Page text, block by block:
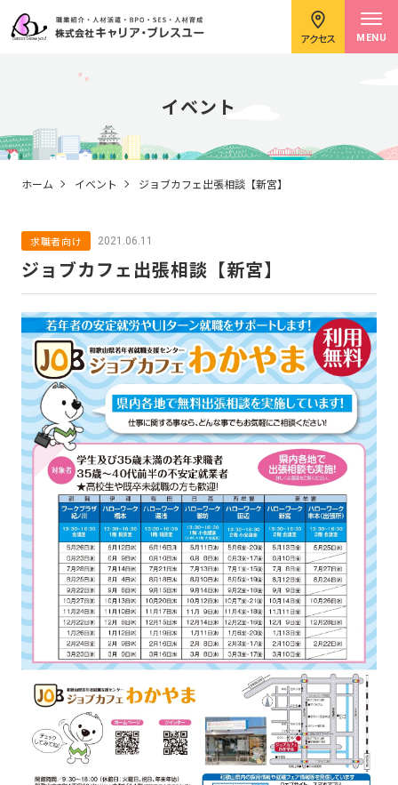
求職者のみなさまへ
企業のみなさまへ
キャリアコンサルタント紹介
イベント情報
強み
会社概要
お知らせ
コンプライアンス基本方針
個人情報の取扱について
個人情報保護方針
反社会的勢力排除方針
派遣事業者行動指針
アクセス MENU
イベント
ホーム イベント ジョブカフェ出張相談【新宮】
求職者向け 2021.06.11
ジョブカフェ出張相談【新宮】